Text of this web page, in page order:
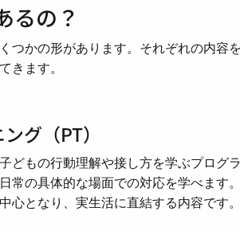
るの？
つかの形があります。それぞれの内容
きます。
グ（PT）
どもの行動理解や接し方を学ぶプログ
常の具体的な場面での対応を学べます
心となり、実生活に直結する内容です。